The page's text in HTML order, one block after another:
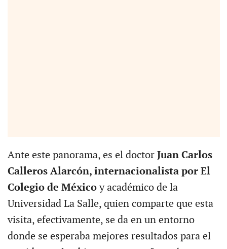
Ante este panorama, es el doctor Juan Carlos
Calleros Alarcón, internacionalista por El
Colegio de Méxicoy académico de la
Universidad La Salle, quien comparte que esta
visita, efectivamente, se da en un entorno
donde se esperaba mejores resultados para el